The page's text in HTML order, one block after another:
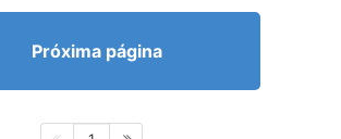
Próxima página